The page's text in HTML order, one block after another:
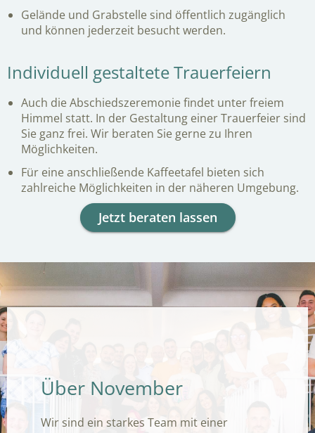
Gelände und Grabstelle sind öffentlich zugänglich
und können jederzeit besucht werden.
Individuell gestaltete Trauerfeiern
Auch die Abschiedszeremonie findet unter freiem
Himmel statt. In der Gestaltung einer Trauerfeier sind
Sie ganz frei. Wir beraten Sie gerne zu Ihren
Möglichkeiten.
Für eine anschließende Kaffeetafel bieten sich
zahlreiche Möglichkeiten in der näheren Umgebung.
Jetzt beraten lassen
Über November
Wir sind ein starkes Team mit einer